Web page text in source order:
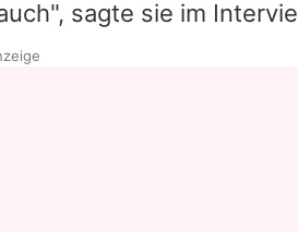
sagte sie im